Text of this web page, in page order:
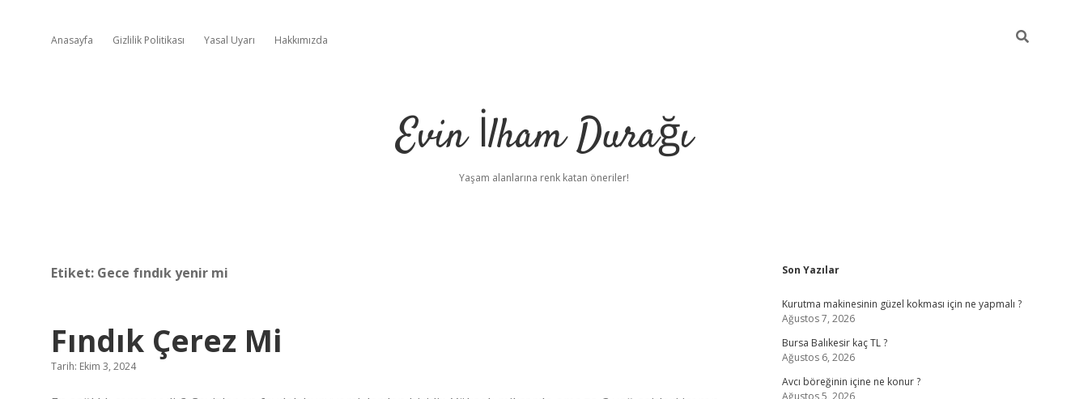
Anasayfa Gizlilik Politikası Yasal Uyarı Hakkımızda
Evin İlham Durağı
Yaşam alanlarına renk katan öneriler!
Etiket: Gece fındık yenir mi
Fındık Çerez Mi
Tarih: Ekim 3, 2024
Sidebar
Son Yazılar
Kurutma makinesinin güzel kokması için ne yapmalı ?
Ağustos 7, 2026
Bursa Balıkesir kaç TL ?
Ağustos 6, 2026
Avcı böreğinin içine ne konur ?
Ağustos 5, 2026